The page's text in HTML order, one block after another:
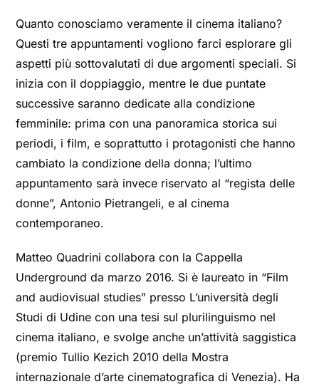
Quanto conosciamo veramente il cinema italiano?
Questi tre appuntamenti vogliono farci esplorare gli
aspetti più sottovalutati di due argomenti speciali. Si
inizia con il doppiaggio, mentre le due puntate
successive saranno dedicate alla condizione
femminile: prima con una panoramica storica sui
periodi, i film, e soprattutto i protagonisti che hanno
cambiato la condizione della donna; l’ultimo
appuntamento sarà invece riservato al “regista delle
donne”, Antonio Pietrangeli, e al cinema
contemporaneo.
Matteo Quadrini collabora con la Cappella
Underground da marzo 2016. Si è laureato in “Film
and audiovisual studies” presso L’università degli
Studi di Udine con una tesi sul plurilinguismo nel
cinema italiano, e svolge anche un’attività saggistica
(premio Tullio Kezich 2010 della Mostra
internazionale d’arte cinematografica di Venezia). Ha